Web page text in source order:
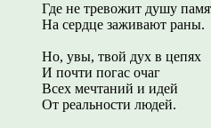
Где не тревожит душу
На сердце заживают раны.
Но, увы, твой дух в цепях
И почти погас очаг
Всех мечтаний и идей
От реальности людей.